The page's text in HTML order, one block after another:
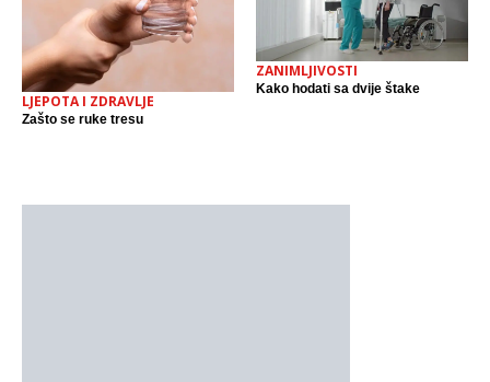
LJEPOTA I ZDRAVLJE
Zašto se ruke tresu
ZANIMLJIVOSTI
Kako hodati sa dvije štake